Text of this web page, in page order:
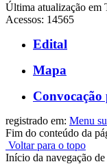
Última atualização em
Acessos: 14565
Edital
Mapa
Convocação
registrado em: Menu
Fim do conteúdo da
Voltar para o topo
Início da navegação de